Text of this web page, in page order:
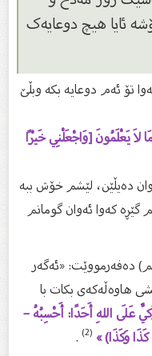
ئایا هیچ دوعایەک
ئەم دوعایە بکە وبڵێ
يَعْلَمُونَ [وَاجْعَلْنِي خَيْرًا
ده‌یڵێن، لێشم خۆش ببه‌
كه‌وا ئه‌وان گومانم
ده‌فه‌رمووێت: «ئه‌گه‌ر
هاوه‌ڵه‌كه‌ی بكات با
عَلَى اللهِ أَحَدًا: أَحْسِبُهُ –
وَكَذَا) » (2)
.